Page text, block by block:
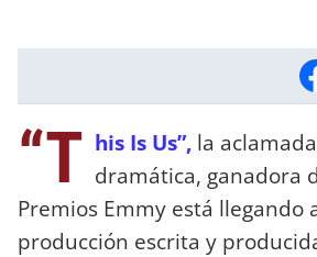
“T his Is Us”, la
dramática, ganadora
Premios Emmy está llegando
producción escrita y